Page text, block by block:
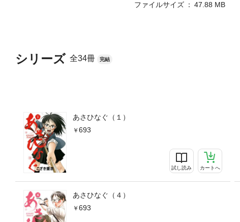
シリーズ 全34冊 完結
あさひなぐ（１）
693
試し読み カートへ
あさひなぐ（４）
693
ファイルサイズ
47.88 MB